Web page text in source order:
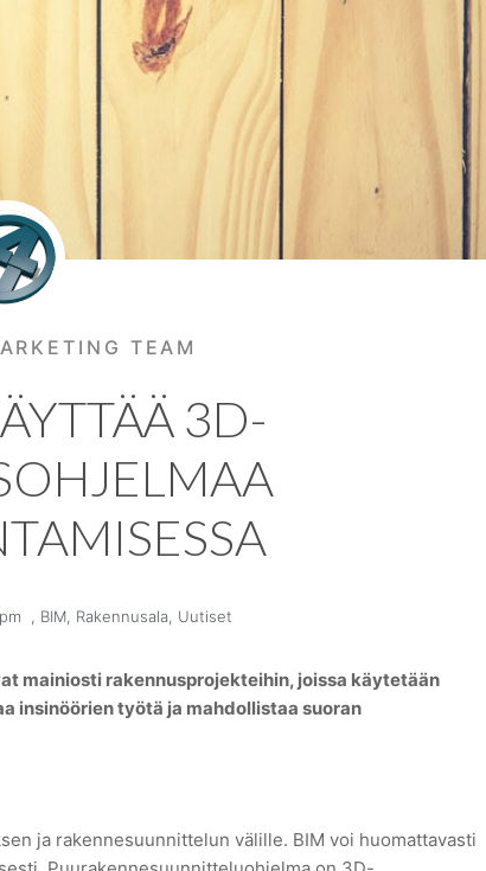
TEAM
3D-
, BIM, Rakennusala, Uutiset
mainiosti rakennusprojekteihin, joissa käytetään
insinöörien työtä ja mahdollistaa suoran
ja rakennesuunnittelun välille. BIM voi huomattavasti